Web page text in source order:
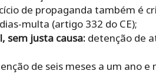
de propaganda também é
multa (artigo 332 do CE);
sem justa causa: detenção de
de seis meses a um ano e